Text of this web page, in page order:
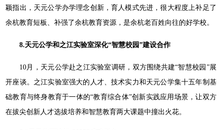
颖指出，天元公学办学理念创新，育人模式先进，很大程度上补足了
余杭教育短板、补强了余杭教育资源，是余杭老百姓向往的好学校。
8.天元公学和之江实验室深化“智慧校园”建设合作
10月，天元公学赴之江实验室调研，双方围绕共建“智慧校园”展
开座谈。之江实验室强大的人才、技术实力和天元公学集十五年制基
础教育与终身教育于一体的“教育综合体”创新实践应用场景，让双方
在拔尖创新人才选拔培养和智慧教育两大课题中撞出火花。